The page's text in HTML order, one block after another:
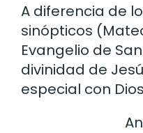
A diferencia de
sinópticos
Evangelio de
divinidad de
especial con